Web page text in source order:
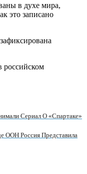
в духе мира,
это записано
российском
Сериал О «Спартаке»
ООН Россия Представила